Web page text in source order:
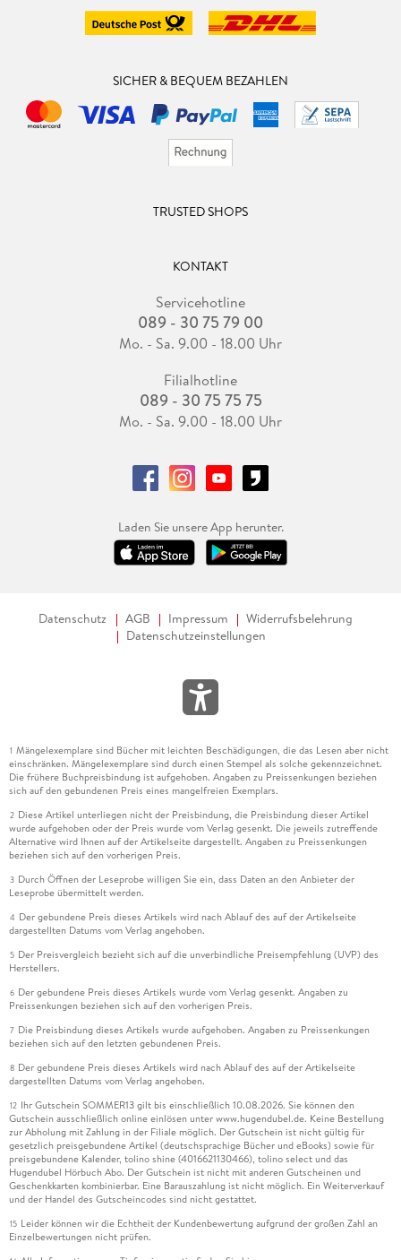
SICHER & BEQUEM BEZAHLEN
TRUSTED SHOPS
KONTAKT
Servicehotline
089 - 30 75 79 00
Mo. - Sa. 9.00 - 18.00 Uhr
Filialhotline
089 - 30 75 75 75
Mo. - Sa. 9.00 - 18.00 Uhr
Laden Sie unsere App herunter.
Datenschutz AGB Impressum
Widerrufsbelehrung
Datenschutzeinstellungen
1 Mängelexemplare sind Bücher mit leichten Beschädigungen, die das Lesen aber nicht
einschränken. Mängelexemplare sind durch einen Stempel als solche gekennzeichnet.
Die frühere Buchpreisbindung ist aufgehoben. Angaben zu Preissenkungen beziehen
sich auf den gebundenen Preis eines mangelfreien Exemplars.
2 Diese Artikel unterliegen nicht der Preisbindung, die Preisbindung dieser Artikel
wurde aufgehoben oder der Preis wurde vom Verlag gesenkt. Die jeweils zutreffende
Alternative wird Ihnen auf der Artikelseite dargestellt. Angaben zu Preissenkungen
beziehen sich auf den vorherigen Preis.
3 Durch Öffnen der Leseprobe willigen Sie ein, dass Daten an den Anbieter der
Leseprobe übermittelt werden.
4 Der gebundene Preis dieses Artikels wird nach Ablauf des auf der Artikelseite
dargestellten Datums vom Verlag angehoben.
5 Der Preisvergleich bezieht sich auf die unverbindliche Preisempfehlung (UVP) des
Herstellers.
6 Der gebundene Preis dieses Artikels wurde vom Verlag gesenkt. Angaben zu
Preissenkungen beziehen sich auf den vorherigen Preis.
7 Die Preisbindung dieses Artikels wurde aufgehoben. Angaben zu Preissenkungen
beziehen sich auf den letzten gebundenen Preis.
8 Der gebundene Preis dieses Artikels wird nach Ablauf des auf der Artikelseite
dargestellten Datums vom Verlag angehoben.
12 Ihr Gutschein SOMMER13 gilt bis einschließlich 10.08.2026. Sie können den
Gutschein ausschließlich online einlösen unter www.hugendubel.de. Keine Bestellung
zur Abholung mit Zahlung in der Filiale möglich. Der Gutschein ist nicht gültig für
gesetzlich preisgebundene Artikel (deutschsprachige Bücher und eBooks) sowie für
preisgebundene Kalender, tolino shine (4016621130466), tolino select und das
Hugendubel Hörbuch Abo. Der Gutschein ist nicht mit anderen Gutscheinen und
Geschenkkarten kombinierbar. Eine Barauszahlung ist nicht möglich. Ein Weiterverkauf
und der Handel des Gutscheincodes sind nicht gestattet.
15 Leider können wir die Echtheit der Kundenbewertung aufgrund der großen Zahl an
Einzelbewertungen nicht prüfen.